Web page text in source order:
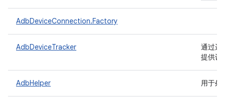
AdbDeviceConnection.Factory
AdbDeviceTracker
通过运
提供设
AdbHelper 用于处